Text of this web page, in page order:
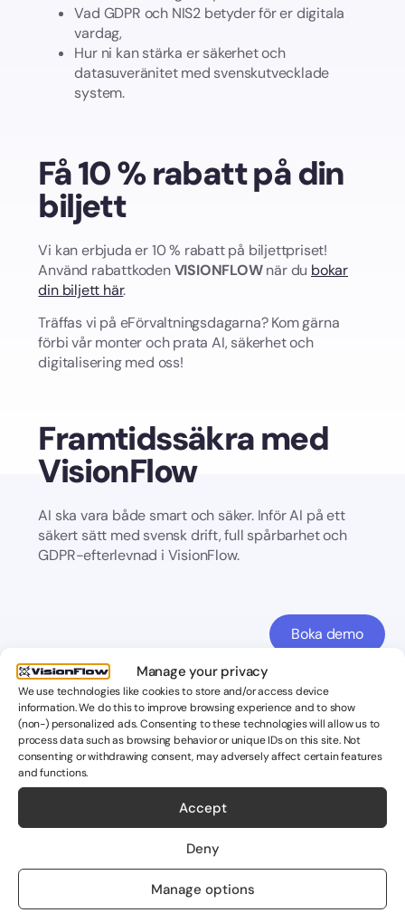
Manage your privacy
We use technologies like cookies to store and/or access device
information. We do this to improve browsing experience and to show
(non-) personalized ads. Consenting to these technologies will allow us to
process data such as browsing behavior or unique IDs on this site. Not
consenting or withdrawing consent, may adversely affect certain features
and functions.
Accept
Deny
Manage options
Vad GDPR och NIS2 betyder för er digitala
vardag,
Hur ni kan stärka er säkerhet och
datasuveränitet med svenskutvecklade
system.
Få 10 % rabatt på din
biljett
Vi kan erbjuda er 10 % rabatt på biljettpriset!
Använd rabattkodenVISIONFLOWnär du bokar
din biljett här.
Träffas vi på eFörvaltningsdagarna? Kom gärna
förbi vår monter och prata AI, säkerhet och
digitalisering med oss!
Framtidssäkra med
VisionFlow
AI ska vara både smart och säker. Inför AI på ett
säkert sätt med svensk drift, full spårbarhet och
GDPR-efterlevnad i VisionFlow.
Boka demo
Kontakta oss
oktober 6, 2025 AvLisa Blixt
DELA POST